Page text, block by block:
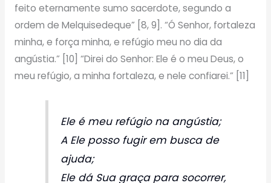
feito eternamente sumo sacerdote, segundo a
ordem de Melquisedeque” [8, 9]. “Ó Senhor, fortaleza
minha, e força minha, e refúgio meu no dia da
angústia.” [10] “Direi do Senhor: Ele é o meu Deus, o
meu refúgio, a minha fortaleza, e nele confiarei.” [11]
Ele é meu refúgio na angústia;
A Ele posso fugir em busca de
ajuda;
Ele dá Sua graça para socorrer,